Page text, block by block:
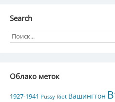
Search
Облако меток
1927-1941 Pussy Riot Вашингтон